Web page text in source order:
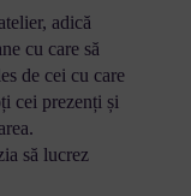
adică
cu care să
de cei cu care
cei prezenți și
să lucrez